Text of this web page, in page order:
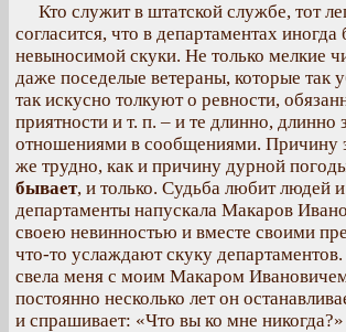
Кто служит в штатской службе, тот
согласится, что в департаментах
невыносимой скуки. Не только мелкие
даже поседелые ветераны, которые так
так искусно толкуют о ревности,
приятности и т. п. – и те длинно, длинно
отношениями в сообщениями. Причину
же трудно, как и причину дурной
бывает, и только. Судьба любит людей
департаменты напускала Макаров
своею невинностью и вместе своими
что-то услаждают скуку департаментов.
свела меня с моим Макаром
постоянно несколько лет он
и спрашивает: «Что вы ко мне никогда?»